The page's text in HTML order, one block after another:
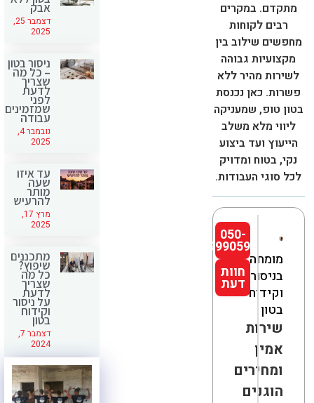
מתקדם. במקרים
רבים לקוחות
מחפשים שילוב בין
מקצועיות גבוהה
לשירות מהיר ללא
פשרות. כאן נכנסת
בטון טופ, שמעניקה
ליווי מלא משלב
הייעוץ ועד ביצוע
נקי, בטוח ומדויק
לכל סוגי העבודות.
מומחה
בניסור
וקידוח
בטון
שירות
אמין
ומחירים
הוגנים
050-
9990592
חוות
דעת
אבק
דצמבר 25,
2025
ניסור בטון
– כל מה
שצריך
לדעת
לפני
שמזמינים
עבודה
נובמבר 4,
2025
עד איזו
שעה
מותר
להרעיש
מרץ 17,
2025
מתכננים
שיפוץ?
כל מה
שצריך
לדעת
על ניסור
וקידוח
בטון
דצמבר 7,
2024